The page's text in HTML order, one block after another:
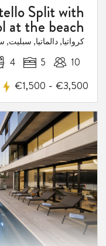
Split with
at the beach
كرواتيا, دالماتيا, سبليت,
10
5
4
€1,500 - €3,500